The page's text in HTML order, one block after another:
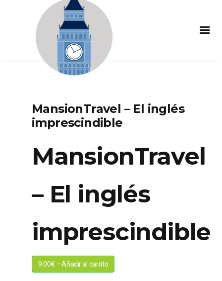
MansionTravel – El inglés
imprescindible
MansionTravel
– El inglés
imprescindible
9.00€ – Añadir al carrito